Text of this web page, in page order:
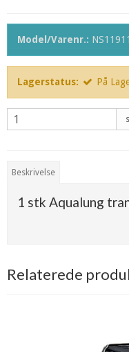
Model/Varenr.:
Lagerstatus: På
Beskrivelse
1 stk Aqualung
Relaterede